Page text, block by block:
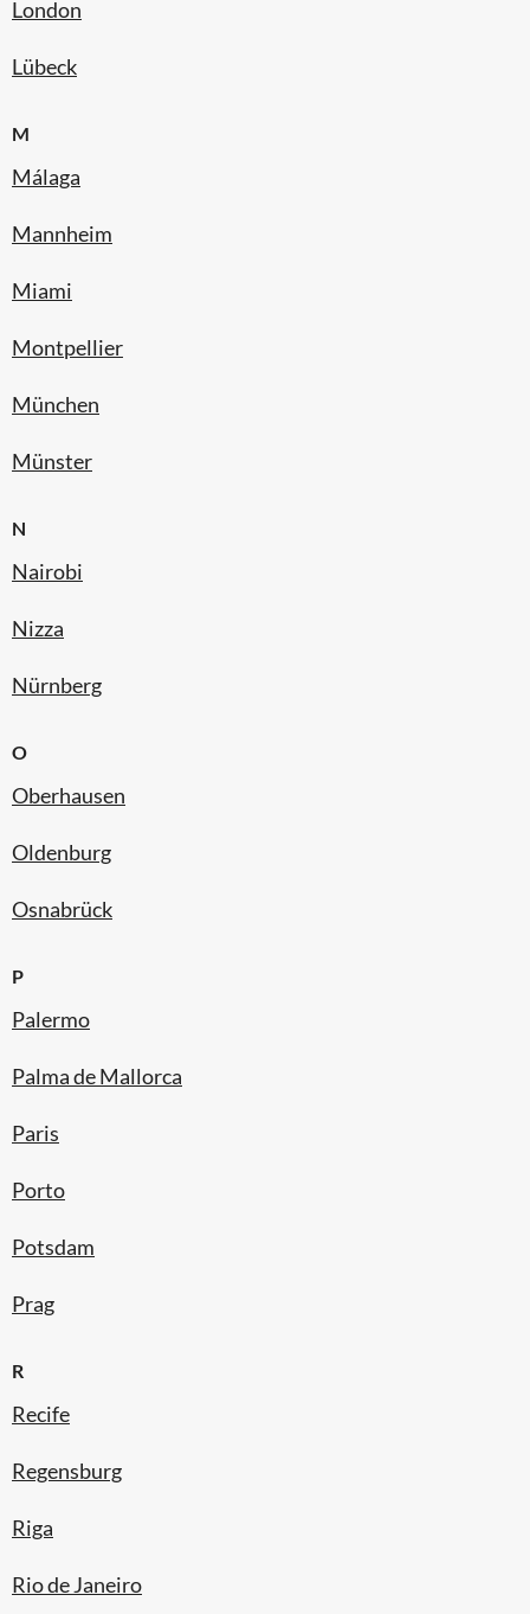
London
Lübeck
M
Málaga
Mannheim
Miami
Montpellier
München
Münster
N
Nairobi
Nizza
Nürnberg
O
Oberhausen
Oldenburg
Osnabrück
P
Palermo
Palma de Mallorca
Paris
Porto
Potsdam
Prag
R
Recife
Regensburg
Riga
Rio de Janeiro